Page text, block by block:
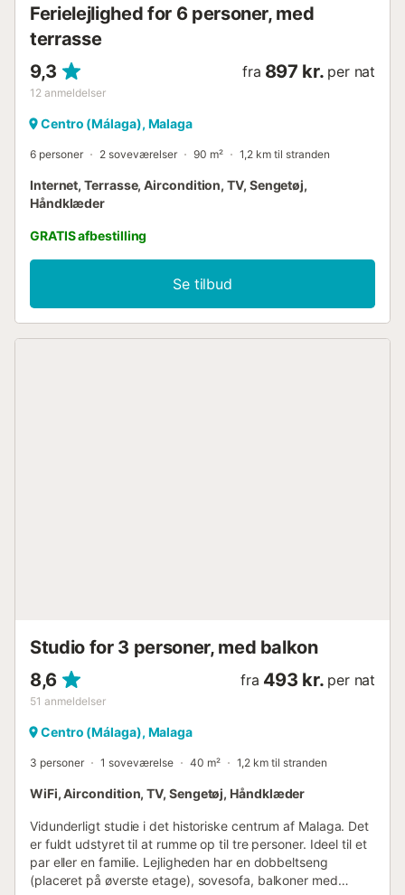
Ferielejlighed for 6 personer, med
terrasse
9,3
12 anmeldelser
fra 897 kr. per nat
Centro (Málaga), Malaga
6 personer 2 soveværelser 90 m² 1,2 km til stranden
Internet, Terrasse, Aircondition, TV, Sengetøj,
Håndklæder
GRATIS afbestilling
Se tilbud
Studio for 3 personer, med balkon
8,6
51 anmeldelser
fra 493 kr. per nat
Centro (Málaga), Malaga
3 personer 1 soveværelse 40 m² 1,2 km til stranden
WiFi, Aircondition, TV, Sengetøj, Håndklæder
Vidunderligt studie i det historiske centrum af Malaga. Det
er fuldt udstyret til at rumme op til tre personer. Ideel til et
par eller en familie. Lejligheden har en dobbeltseng
(placeret på øverste etage), sovesofa, balkoner med